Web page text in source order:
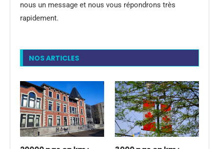
nous un message et nous vous répondrons très
rapidement.
NOS ARTICLES